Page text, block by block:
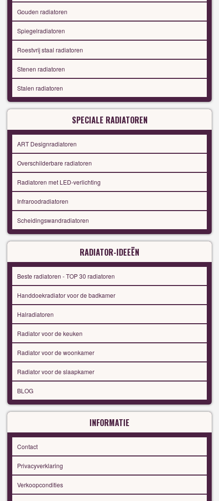
Gouden radiatoren
Spiegelradiatoren
Roestvrij staal radiatoren
Stenen radiatoren
Stalen radiatoren
SPECIALE RADIATOREN
ART Designradiatoren
Overschilderbare radiatoren
Radiatoren met LED-verlichting
Infraroodradiatoren
Scheidingswandradiatoren
RADIATOR-IDEEËN
Beste radiatoren - TOP 30 radiatoren
Handdoekradiator voor de badkamer
Halradiatoren
Radiator voor de keuken
Radiator voor de woonkamer
Radiator voor de slaapkamer
BLOG
INFORMATIE
Contact
Privacyverklaring
Verkoopcondities